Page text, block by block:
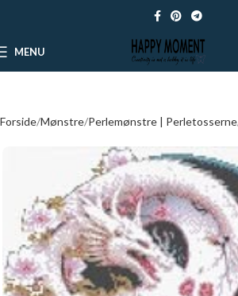
MENU
Forside Mønstre Perlemønstre | Perletosserne